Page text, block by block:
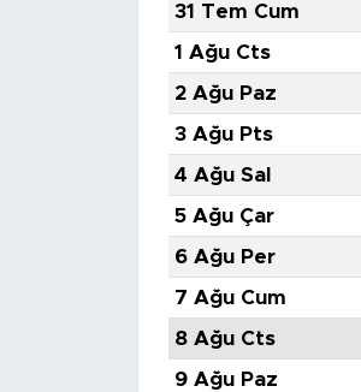
31 Tem Cum
1 Ağu Cts
2 Ağu Paz
3 Ağu Pts
4 Ağu Sal
5 Ağu Çar
6 Ağu Per
7 Ağu Cum
8 Ağu Cts
9 Ağu Paz
TARİHTEN GÜNÜMÜZE